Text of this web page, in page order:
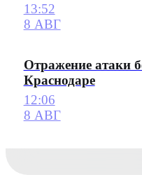
13:52
8 АВГ
Отражение атаки
Краснодаре
12:06
8 АВГ